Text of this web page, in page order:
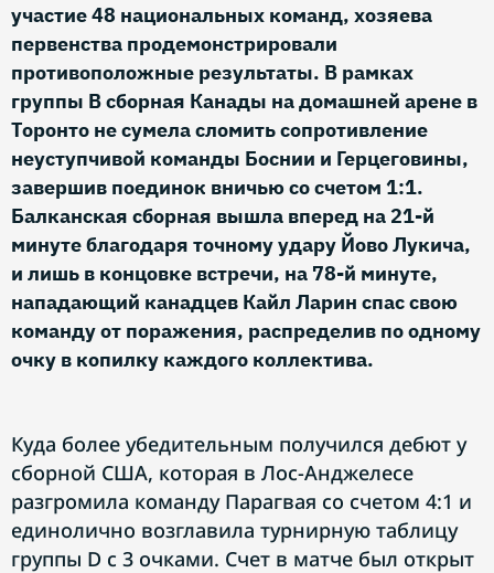
участие 48 национальных команд, хозяева
первенства продемонстрировали
противоположные результаты. В рамках
группы B сборная Канады на домашней арене в
Торонто не сумела сломить сопротивление
неуступчивой команды Боснии и Герцеговины,
завершив поединок вничью со счетом 1:1.
Балканская сборная вышла вперед на 21-й
минуте благодаря точному удару Йово Лукича,
и лишь в концовке встречи, на 78-й минуте,
нападающий канадцев Кайл Ларин спас свою
команду от поражения, распределив по одному
очку в копилку каждого коллектива.
Куда более убедительным получился дебют у
сборной США, которая в Лос-Анджелесе
разгромила команду Парагвая со счетом 4:1 и
единолично возглавила турнирную таблицу
группы D с 3 очками. Счет в матче был открыт